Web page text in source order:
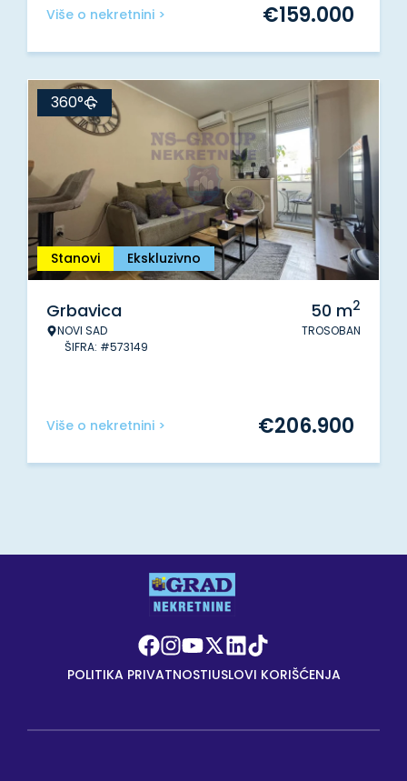
Više o nekretnini > €159.000
Stanovi Ekskluzivno
360°
Grbavica
NOVI SAD
ŠIFRA: #573149
50 m2
TROSOBAN
Više o nekretnini > €206.900
POLITIKA PRIVATNOSTIUSLOVI KORIŠĆENJA